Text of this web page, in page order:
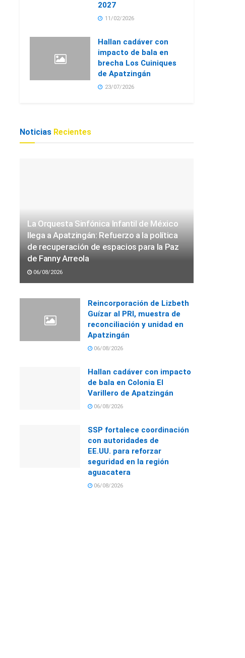
2027
11/02/2026
Hallan cadáver con
impacto de bala en
brecha Los Cuiniques
de Apatzingán
23/07/2026
Noticias Recientes
La Orquesta Sinfónica Infantil de México
llega a Apatzingán: Refuerzo a la política
de recuperación de espacios para la Paz
de Fanny Arreola
06/08/2026
Reincorporación de Lizbeth
Guízar al PRI, muestra de
reconciliación y unidad en
Apatzingán
06/08/2026
Hallan cadáver con impacto
de bala en Colonia El
Varillero de Apatzingán
06/08/2026
SSP fortalece coordinación
con autoridades de
EE.UU. para reforzar
seguridad en la región
aguacatera
06/08/2026